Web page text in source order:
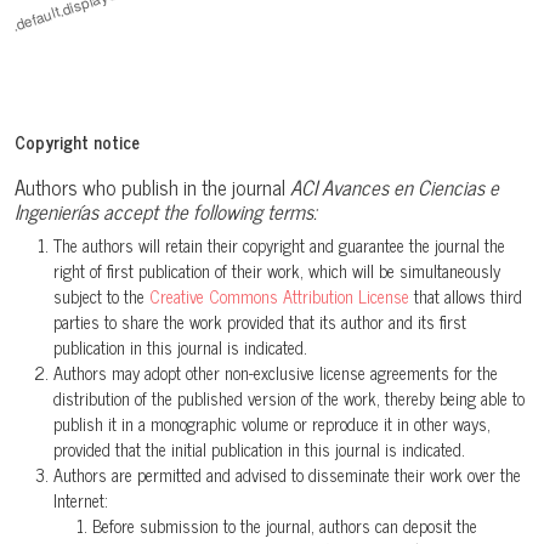
IV: Una nueva especie de Pristimantis (Anura:
Paul Székely, Diana Székely, Diego Armijos-Ojeda, Santiago
Hualpa-Vega, Judit Vörös
(2023)
Molecular and Morphological Assessment of Rain Frogs in
the Pristimantis orestes Species Group (Amphibia: Anura:
Strabomantidae) with the Description of Three New Cryptic
Species from Southern Ecuador.Herpetological Monographs,
37(1).
10.1655/HERPMONOGRAPHS-D-22-00002
Pablo J. Venegas, Luis A. García-Ayachi, Alessandro Catenazzi
Copyright notice
Authors who publish in the journalACI Avances en Ciencias e
Ingenierías accept the following terms:
The authors will retain their copyright and guarantee the journal the
right of first publication of their work, which will be simultaneously
subject to the Creative Commons Attribution Licensethat allows third
parties to share the work provided that its author and its first
publication in this journal is indicated.
Authors may adopt other non-exclusive license agreements for the
distribution of the published version of the work, thereby being able to
publish it in a monographic volume or reproduce it in other ways,
provided that the initial publication in this journal is indicated.
Authors are permitted and advised to disseminate their work over the
Internet:
Before submission to the journal, authors can deposit the